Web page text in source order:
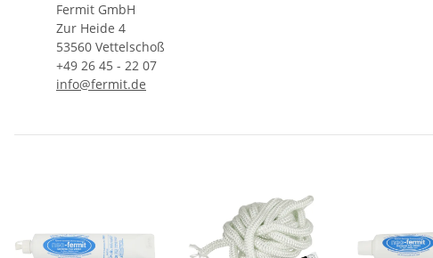
Fermit GmbH
Zur Heide 4
53560 Vettelschoß
+49 26 45 - 22 07
info@fermit.de